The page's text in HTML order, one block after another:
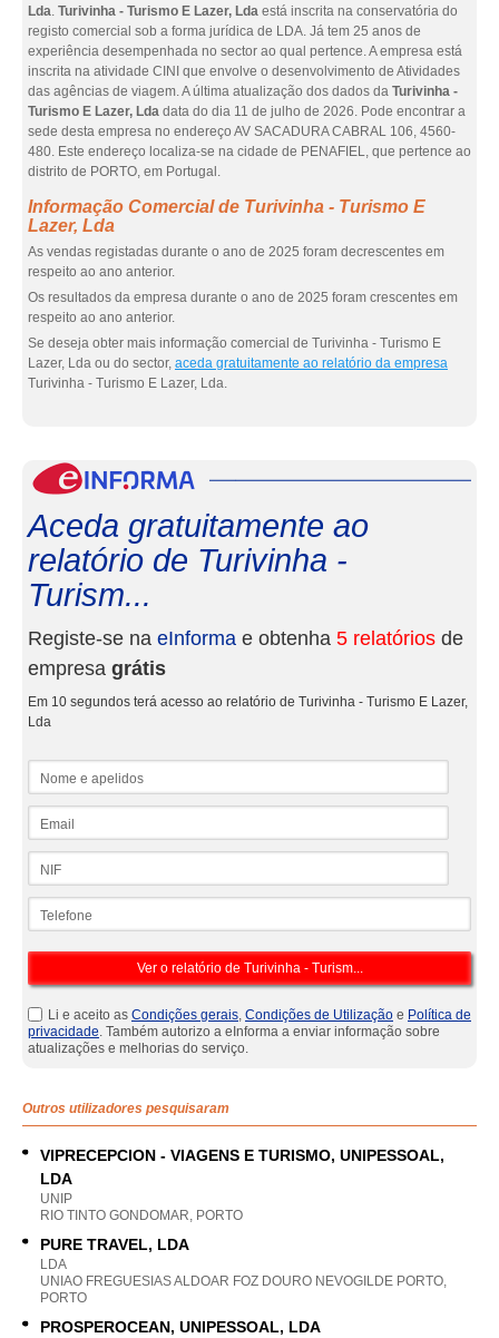
Lda. Turivinha - Turismo E Lazer, Lda está inscrita na conservatória do
registo comercial sob a forma jurídica de LDA. Já tem 25 anos de
experiência desempenhada no sector ao qual pertence. A empresa está
inscrita na atividade CINI que envolve o desenvolvimento de Atividades
das agências de viagem. A última atualização dos dados da Turivinha -
Turismo E Lazer, Lda data do dia 11 de julho de 2026. Pode encontrar a
sede desta empresa no endereço AV SACADURA CABRAL 106, 4560-
480. Este endereço localiza-se na cidade de PENAFIEL, que pertence ao
distrito de PORTO, em Portugal.
Informação Comercial de Turivinha - Turismo E
Lazer, Lda
As vendas registadas durante o ano de 2025 foram decrescentes em
respeito ao ano anterior.
Os resultados da empresa durante o ano de 2025 foram crescentes em
respeito ao ano anterior.
Se deseja obter mais informação comercial de Turivinha - Turismo E
Lazer, Lda ou do sector, aceda gratuitamente ao relatório da empresa
Turivinha - Turismo E Lazer, Lda.
Aceda gratuitamente ao
relatório de Turivinha -
Turism...
Registe-se na eInforma e obtenha 5 relatórios de
empresa grátis
Em 10 segundos terá acesso ao relatório de Turivinha - Turismo E Lazer,
Lda
Li e aceito as Condições gerais, Condições de Utilização e Política de
privacidade. Também autorizo a eInforma a enviar informação sobre
atualizações e melhorias do serviço.
Outros utilizadores pesquisaram
VIPRECEPCION - VIAGENS E TURISMO, UNIPESSOAL,
LDA
UNIP
RIO TINTO GONDOMAR, PORTO
PURE TRAVEL, LDA
LDA
UNIAO FREGUESIAS ALDOAR FOZ DOURO NEVOGILDE PORTO,
PORTO
PROSPEROCEAN, UNIPESSOAL, LDA